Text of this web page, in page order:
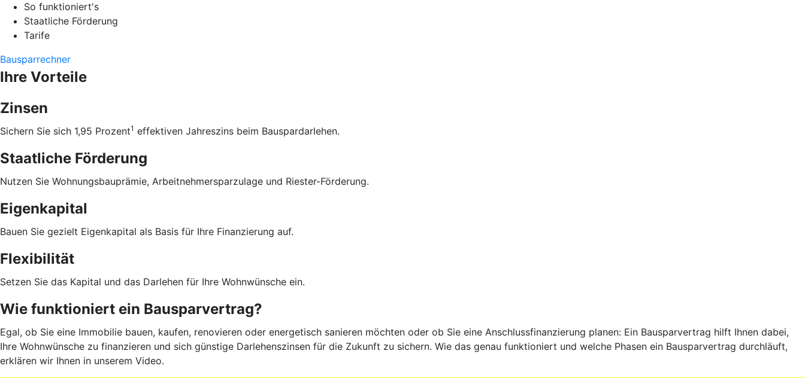
So funktioniert's
Staatliche Förderung
Tarife
Bausparrechner
Ihre Vorteile
Zinsen
Sichern Sie sich 1,95 Prozent1 effektiven Jahreszins beim Bauspardarlehen.
Staatliche Förderung
Nutzen Sie Wohnungsbauprämie, Arbeitnehmersparzulage und Riester-Förderung.
Eigenkapital
Bauen Sie gezielt Eigenkapital als Basis für Ihre Finanzierung auf.
Flexibilität
Setzen Sie das Kapital und das Darlehen für Ihre Wohnwünsche ein.
Wie funktioniert ein Bausparvertrag?
Egal, ob Sie eine Immobilie bauen, kaufen, renovieren oder energetisch sanieren möchten oder ob Sie eine Anschlussfinanzierung planen: Ein Bausparvertrag hilft Ihnen dabei,
Ihre Wohnwünsche zu finanzieren und sich günstige Darlehenszinsen für die Zukunft zu sichern. Wie das genau funktioniert und welche Phasen ein Bausparvertrag durchläuft,
erklären wir Ihnen in unserem Video.